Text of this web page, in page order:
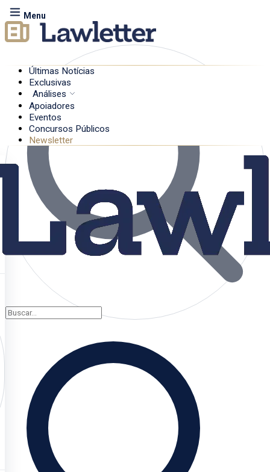
Menu
Últimas Notícias
Exclusivas
Análises
Apoiadores
Eventos
Concursos Públicos
Newsletter